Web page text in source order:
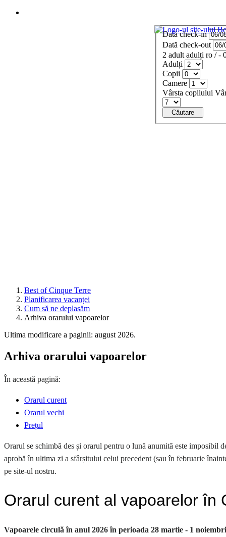
Dată check-in
Dată check-out
2 adult adulți ro / -
Adulți
Copii
Camere
Vârsta copilului
Căutare
Best of Cinque Terre
Planificarea vacanței
Cum să ne deplasăm
Arhiva orarului vapoarelor
Ultima modificare a paginii: august 2026.
Arhiva orarului vapoarelor
În această pagină:
Orarul curent
Orarul vechi
Prețul
Orarul se schimbă des și orarul pentru o lună anumită este imposibil
aprobă în ultima zi a sfârșitului celui precedent (sau în februarie
pe site-ul nostru.
Orarul curent al vapoarelor în
Vapoarele circulă în anul 2026 în perioada 28 martie - 1